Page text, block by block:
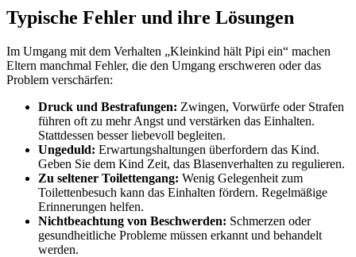
Typische Fehler und ihre Lösungen
Im Umgang mit dem Verhalten „Kleinkind hält Pipi ein“ machen
Eltern manchmal Fehler, die den Umgang erschweren oder das
Problem verschärfen:
Druck und Bestrafungen: Zwingen, Vorwürfe oder Strafen
führen oft zu mehr Angst und verstärken das Einhalten.
Stattdessen besser liebevoll begleiten.
Ungeduld: Erwartungshaltungen überfordern das Kind.
Geben Sie dem Kind Zeit, das Blasenverhalten zu regulieren.
Zu seltener Toilettengang: Wenig Gelegenheit zum
Toilettenbesuch kann das Einhalten fördern. Regelmäßige
Erinnerungen helfen.
Nichtbeachtung von Beschwerden: Schmerzen oder
gesundheitliche Probleme müssen erkannt und behandelt
werden.